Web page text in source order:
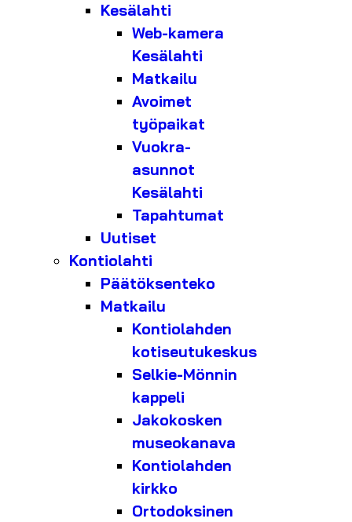
Kesälahti
Web-kamera
Kesälahti
Matkailu
Avoimet
työpaikat
Vuokra-
asunnot
Kesälahti
Tapahtumat
Uutiset
Kontiolahti
Päätöksenteko
Matkailu
Kontiolahden
kotiseutukeskus
Selkie-Mönnin
kappeli
Jakokosken
museokanava
Kontiolahden
kirkko
Ortodoksinen